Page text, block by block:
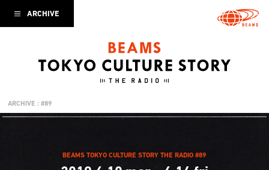
ARCHIVE
ARCHIVE : #89
BEAMS TOKYO CULTURE STORY THE RADIO #89